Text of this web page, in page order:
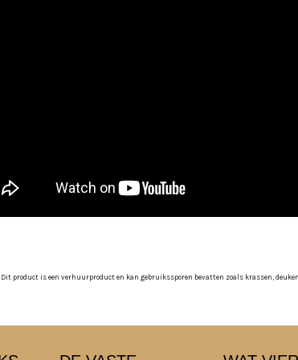
product is een verhuurproduct en kan gebruikssporen bevatten zoals krassen,